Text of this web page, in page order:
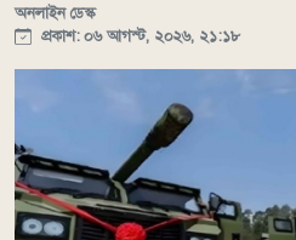
অনলাইন ডেস্ক
প্রকাশ: ০৬ আগস্ট, ২০২৬, ২১:১৮